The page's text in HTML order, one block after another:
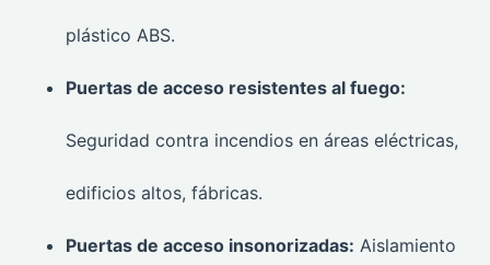
plástico ABS.
Puertas de acceso resistentes al fuego:
Seguridad contra incendios en áreas eléctricas,
edificios altos, fábricas.
Puertas de acceso insonorizadas: Aislamiento